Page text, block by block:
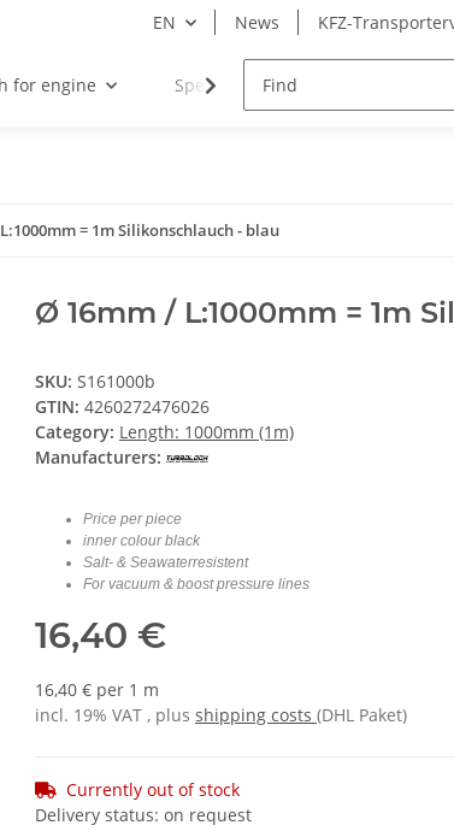
EN News KFZ-
for engine Special offers
= 1m Silikonschlauch - blau
Ø 16mm / L:1000mm = 1m
SKU: S161000b
GTIN: 4260272476026
Category: Length: 1000mm (1m)
Manufacturers:
Price per piece
inner colour black
Salt- & Seawaterresistent
For vacuum & boost pressure lines
16,40 €
16,40 € per 1 m
incl. 19% VAT , plus shipping costs (DHL Paket)
Currently out of stock
Delivery status: on request